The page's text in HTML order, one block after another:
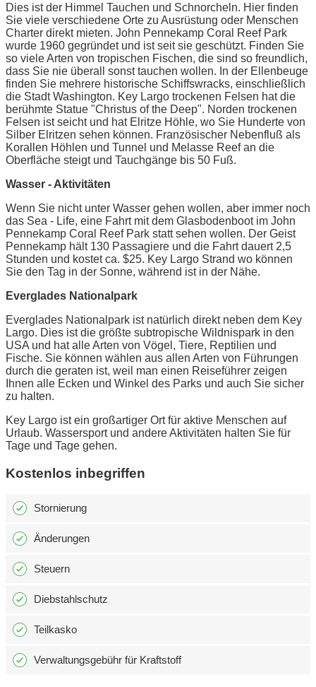
Dies ist der Himmel Tauchen und Schnorcheln. Hier finden
Sie viele verschiedene Orte zu Ausrüstung oder Menschen
Charter direkt mieten. John Pennekamp Coral Reef Park
wurde 1960 gegründet und ist seit sie geschützt. Finden Sie
so viele Arten von tropischen Fischen, die sind so freundlich,
dass Sie nie überall sonst tauchen wollen. In der Ellenbeuge
finden Sie mehrere historische Schiffswracks, einschließlich
die Stadt Washington. Key Largo trockenen Felsen hat die
berühmte Statue "Christus of the Deep". Norden trockenen
Felsen ist seicht und hat Elritze Höhle, wo Sie Hunderte von
Silber Elritzen sehen können. Französischer Nebenfluß als
Korallen Höhlen und Tunnel und Melasse Reef an die
Oberfläche steigt und Tauchgänge bis 50 Fuß.
Wasser - Aktivitäten
Wenn Sie nicht unter Wasser gehen wollen, aber immer noch
das Sea - Life, eine Fahrt mit dem Glasbodenboot im John
Pennekamp Coral Reef Park statt sehen wollen. Der Geist
Pennekamp hält 130 Passagiere und die Fahrt dauert 2,5
Stunden und kostet ca. $25. Key Largo Strand wo können
Sie den Tag in der Sonne, während ist in der Nähe.
Everglades Nationalpark
Everglades Nationalpark ist natürlich direkt neben dem Key
Largo. Dies ist die größte subtropische Wildnispark in den
USA und hat alle Arten von Vögel, Tiere, Reptilien und
Fische. Sie können wählen aus allen Arten von Führungen
durch die geraten ist, weil man einen Reiseführer zeigen
Ihnen alle Ecken und Winkel des Parks und auch Sie sicher
zu halten.
Key Largo ist ein großartiger Ort für aktive Menschen auf
Urlaub. Wassersport und andere Aktivitäten halten Sie für
Tage und Tage gehen.
Kostenlos inbegriffen
Stornierung
Änderungen
Steuern
Diebstahlschutz
Teilkasko
Verwaltungsgebühr für Kraftstoff